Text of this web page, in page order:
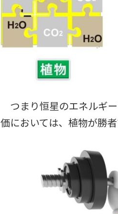
つまり恒星のエネルギ
価においては、植物が勝